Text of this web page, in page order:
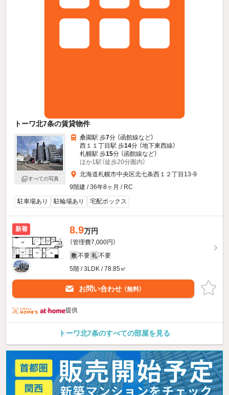
トーワ北7条の賃貸物件
すべての写真
桑園駅 歩7分 （函館線など）
西１１丁目駅 歩14分 （地下東西線）
札幌駅 歩15分 （函館線など）
ほか1駅（徒歩20分圏内）
北海道札幌市中央区北七条西１２丁目13-9
9階建 / 36年8ヶ月 / RC
駐車場あり
駐輪場あり 宅配ボックス
新着 8.9万円
（管理費7,000円）
敷 不要 礼 不要
5階 / 3LDK / 78.85㎡
お問い合わせ （無料）
提供
トーワ北7条のすべての部屋を見る